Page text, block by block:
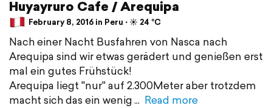
Huyayruro Cafe / Arequipa
February 8, 2016 in Peru ⋅ ☀️ 24 °C
Nach einer Nacht Busfahren von Nasca nach
Arequipa sind wir etwas gerädert und genießen erst
mal ein gutes Frühstück!
Arequipa liegt "nur" auf 2.300Meter aber trotzdem
macht sich das ein wenig
Read more